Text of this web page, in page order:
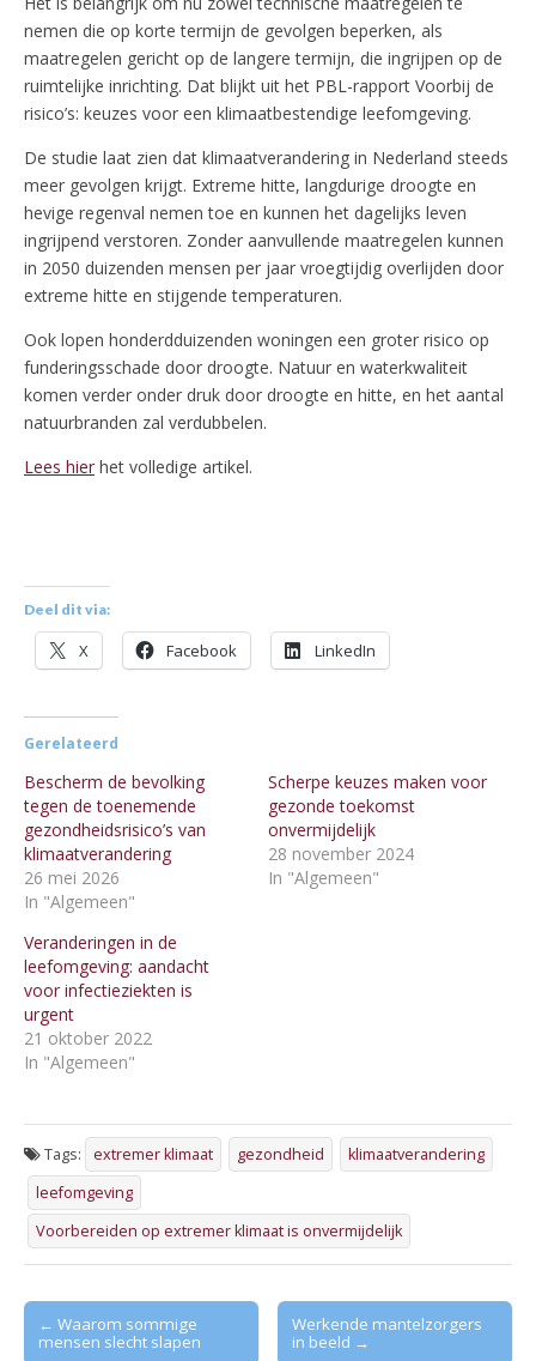
nemen die op korte termijn de gevolgen beperken, als
maatregelen gericht op de langere termijn, die ingrijpen op de
ruimtelijke inrichting. Dat blijkt uit het PBL-rapport Voorbij de
risico’s: keuzes voor een klimaatbestendige leefomgeving.
De studie laat zien dat klimaatverandering in Nederland steeds
meer gevolgen krijgt. Extreme hitte, langdurige droogte en
hevige regenval nemen toe en kunnen het dagelijks leven
ingrijpend verstoren. Zonder aanvullende maatregelen kunnen
in 2050 duizenden mensen per jaar vroegtijdig overlijden door
extreme hitte en stijgende temperaturen.
Ook lopen honderdduizenden woningen een groter risico op
funderingsschade door droogte. Natuur en waterkwaliteit
komen verder onder druk door droogte en hitte, en het aantal
natuurbranden zal verdubbelen.
Lees hier het volledige artikel.
Deel dit via:
X Facebook LinkedIn
Gerelateerd
Bescherm de bevolking
tegen de toenemende
gezondheidsrisico’s van
klimaatverandering
26 mei 2026
In "Algemeen"
Scherpe keuzes maken voor
gezonde toekomst
onvermijdelijk
28 november 2024
In "Algemeen"
Veranderingen in de
leefomgeving: aandacht
voor infectieziekten is
urgent
21 oktober 2022
In "Algemeen"
Tags: extremer klimaat gezondheid
klimaatverandering
leefomgeving
Voorbereiden op extremer klimaat is onvermijdelijk
Post
navigation
← Waarom sommige
mensen slecht slapen
Werkende mantelzorgers
in beeld →